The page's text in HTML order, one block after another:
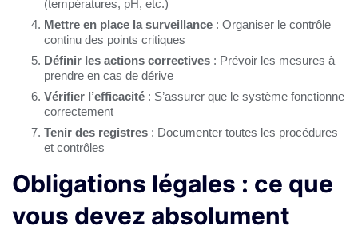
(températures, pH, etc.)
Mettre en place la surveillance : Organiser le contrôle
continu des points critiques
Définir les actions correctives : Prévoir les mesures à
prendre en cas de dérive
Vérifier l’efficacité : S’assurer que le système fonctionne
correctement
Tenir des registres : Documenter toutes les procédures
et contrôles
Obligations légales : ce que
vous devez absolument